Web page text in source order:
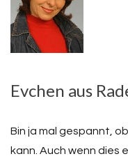
Evchen aus
Bin ja mal gespannt,
kann. Auch wenn dies